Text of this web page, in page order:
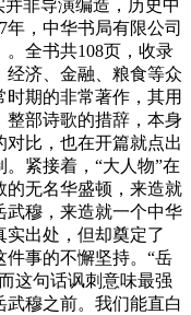
非导演编造，历史中
年，中华书局有限公司
全书共108页，收录
经济、金融、粮食等众
期的非常著作，其用
整部诗歌的措辞，本身
比，也在开篇就点出
紧接着，“大人物”在
的无名华盛顿，来造就
武穆，来造就一个中华
实出处，但却奠定了
件事的不懈坚持。“岳
这句话讽刺意味最强
穆之前。我们能直白